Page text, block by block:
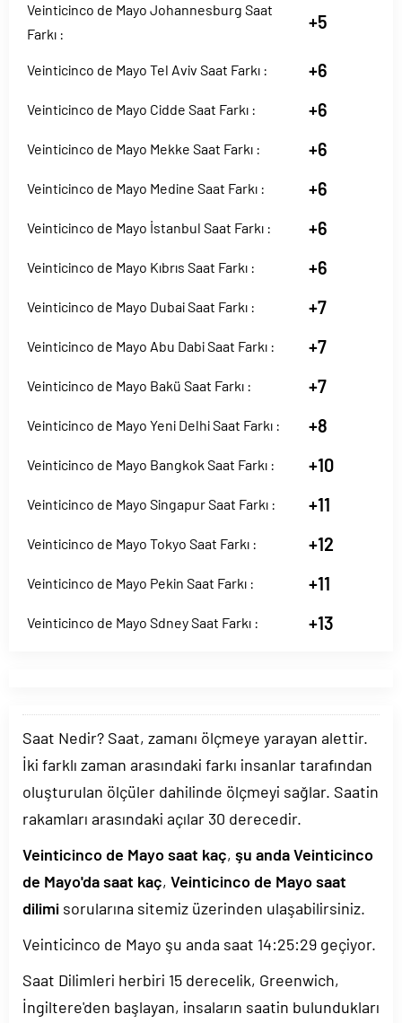
Veinticinco de Mayo Johannesburg Saat
Farkı :
+5
Veinticinco de Mayo Tel Aviv Saat Farkı : +6
Veinticinco de Mayo Cidde Saat Farkı : +6
Veinticinco de Mayo Mekke Saat Farkı : +6
Veinticinco de Mayo Medine Saat Farkı : +6
Veinticinco de Mayo İstanbul Saat Farkı : +6
Veinticinco de Mayo Kıbrıs Saat Farkı : +6
Veinticinco de Mayo Dubai Saat Farkı : +7
Veinticinco de Mayo Abu Dabi Saat Farkı : +7
Veinticinco de Mayo Bakü Saat Farkı : +7
Veinticinco de Mayo Yeni Delhi Saat Farkı : +8
Veinticinco de Mayo Bangkok Saat Farkı : +10
Veinticinco de Mayo Singapur Saat Farkı : +11
Veinticinco de Mayo Tokyo Saat Farkı : +12
Veinticinco de Mayo Pekin Saat Farkı : +11
Veinticinco de Mayo Sdney Saat Farkı : +13
Saat Nedir? Saat, zamanı ölçmeye yarayan alettir.
İki farklı zaman arasındaki farkı insanlar tarafından
oluşturulan ölçüler dahilinde ölçmeyi sağlar. Saatin
rakamları arasındaki açılar 30 derecedir.
Veinticinco de Mayo saat kaç, şu anda Veinticinco
de Mayo'da saat kaç, Veinticinco de Mayo saat
dilimi sorularına sitemiz üzerinden ulaşabilirsiniz.
Veinticinco de Mayo şu anda saat 14:25:29 geçiyor.
Saat Dilimleri herbiri 15 derecelik, Greenwich,
İngiltere'den başlayan, insaların saatin bulundukları